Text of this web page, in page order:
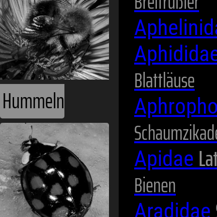
Hummeln
Blattläuse
Apidae
Bienen
Aradidae